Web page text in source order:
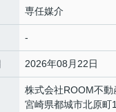
専任媒介
-
2026年08月22日
株式会社ROOM不動
宮崎県都城市北原町